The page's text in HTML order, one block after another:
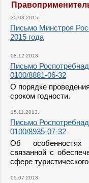
30.08.2015.
Письмо Минстроя
2015 года
08.12.2013.
Письмо
0100/8881-06-32
О порядке
сроком годности.
15.11.2013.
Письмо
0100/8935-07-32
Об особенностях
связанной с
сфере
05.07.2013.